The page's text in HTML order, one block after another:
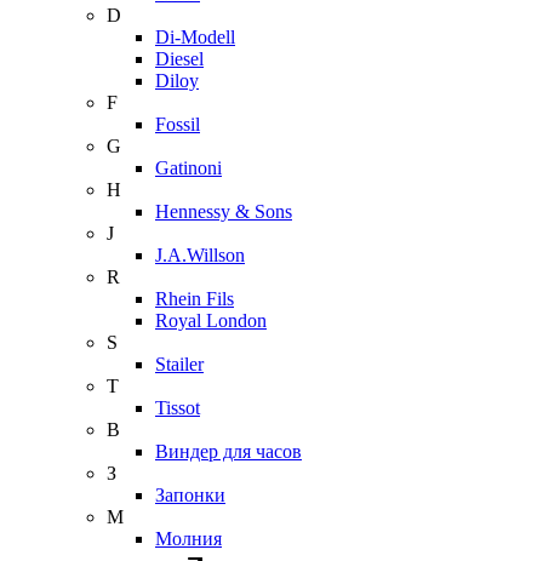
D
Di-Modell
Diesel
Diloy
F
Fossil
G
Gatinoni
H
Hennessy & Sons
J
J.A.Willson
R
Rhein Fils
Royal London
S
Stailer
T
Tissot
В
Виндер для часов
З
Запонки
М
Молния